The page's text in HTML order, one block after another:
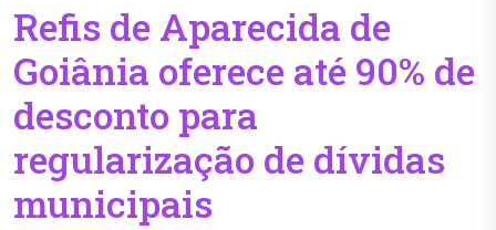
Refis de Aparecida de
Goiânia oferece até 90% de
desconto para
regularização de dívidas
municipais